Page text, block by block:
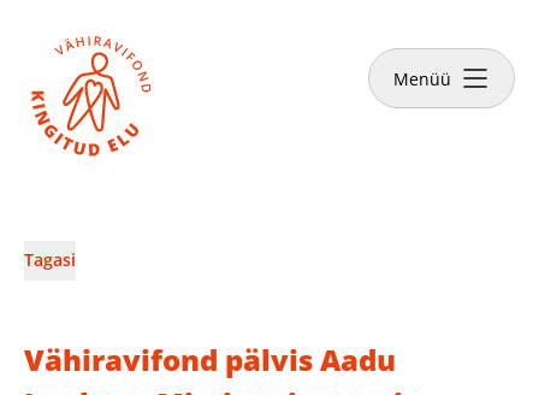
Menüü
Tee annetus Sulge
Tagasi
Vähiravifond pälvis Aadu